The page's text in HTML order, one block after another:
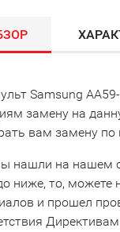
Samsung
замену на
вам замену
нашли на нашем
ниже, то, можете
и прошел